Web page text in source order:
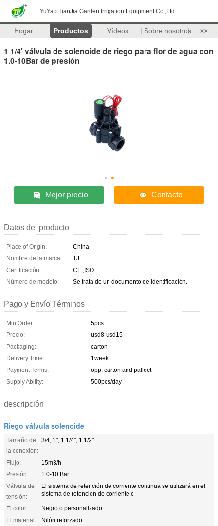
YuYao TianJia Garden Irrigation Equipment Co.,Ltd.
Hogar Productos Vídeos Sobre nosotros >>
1 1/4' válvula de solenoide de riego para flor de agua con
1.0-10Bar de presión
Mejor precio Contacto
Datos del producto
Place of Origin:
China
Nombre de la marca:
TJ
Certificación:
CE ,ISO
Número de modelo:
Se trata de un documento de identificación.
Pago y Envío Términos
Min Order:
5pcs
Precio:
usd8-usd15
Packaging:
carton
Delivery Time:
1week
Payment Terms:
opp, carton and pallect
Supply Ability:
500pcs/day
descripción
Riego válvula solenoide
Tamaño de
la conexión:
3/4, 1", 1 1/4", 1 1/2"
Flujo:
15m3/h
Presión:
1.0-10 Bar
Válvula de
tensión:
El sistema de retención de corriente continua se utilizará en el
sistema de retención de corriente c
El color:
Negro o personalizado
El material:
Nilón reforzado